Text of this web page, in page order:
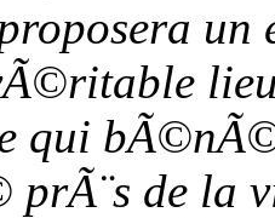
un
lieu
qui
de la